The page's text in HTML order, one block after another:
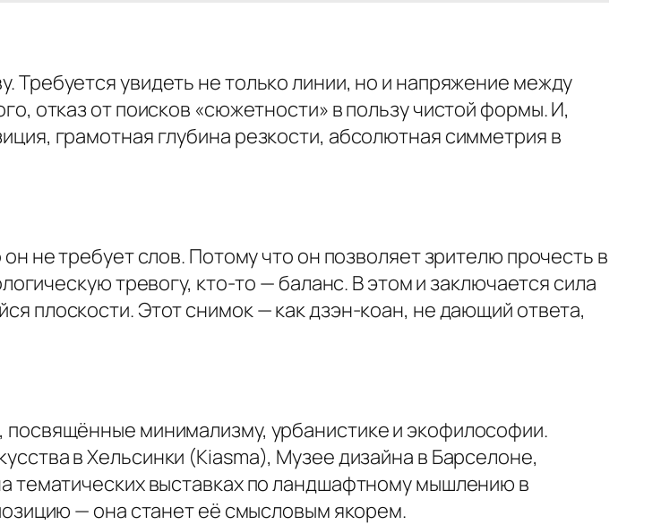
Требуется увидеть не только линии, но и напряжение между
отказ от поисков «сюжетности» в пользу чистой формы. И,
грамотная глубина резкости, абсолютная симметрия в
не требует слов. Потому что он позволяет зрителю прочесть в
тревогу, кто-то — баланс. В этом и заключается сила
плоскости. Этот снимок — как дзэн-коан, не дающий ответа,
минимализму, урбанистике и экофилософии.
в Хельсинки (Kiasma), Музее дизайна в Барселоне,
тематических выставках по ландшафтному мышлению в
— она станет её смысловым якорем.